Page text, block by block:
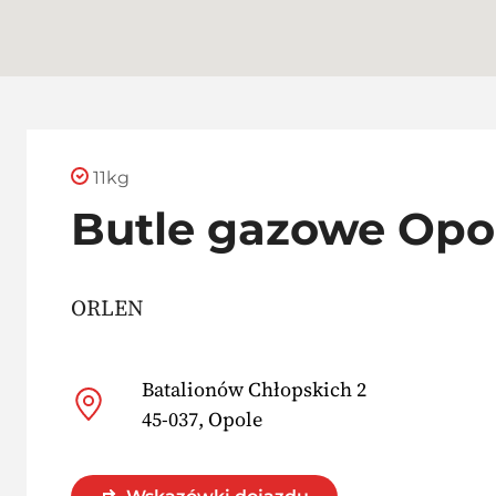
11kg
Butle gazowe
ORLEN
Batalionów Chłopskich 2
45-037, Opole